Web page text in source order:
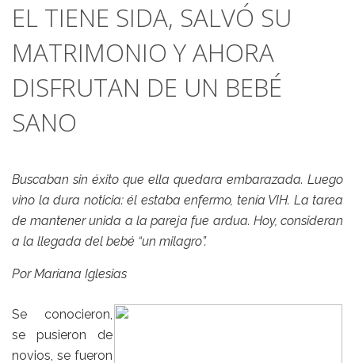
EL TIENE SIDA, SALVÓ SU
MATRIMONIO Y AHORA
DISFRUTAN DE UN BEBÉ
SANO
Buscaban sin éxito que ella quedara embarazada. Luego
vino la dura noticia: él estaba enfermo, tenía VIH. La tarea
de mantener unida a la pareja fue ardua. Hoy, consideran
a la llegada del bebé “un milagro”.
Por Mariana Iglesias
Se conocieron,
se pusieron de
novios, se fueron